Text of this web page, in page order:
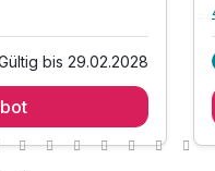
bis 29.02.2028